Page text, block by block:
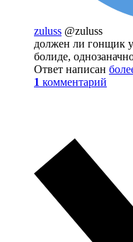
zuluss @zuluss
должен ли гонщик
болиде,
Ответ написан
1 комментарий